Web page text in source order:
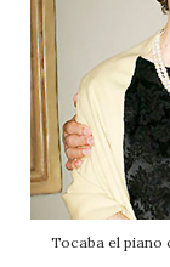
Tocaba el piano